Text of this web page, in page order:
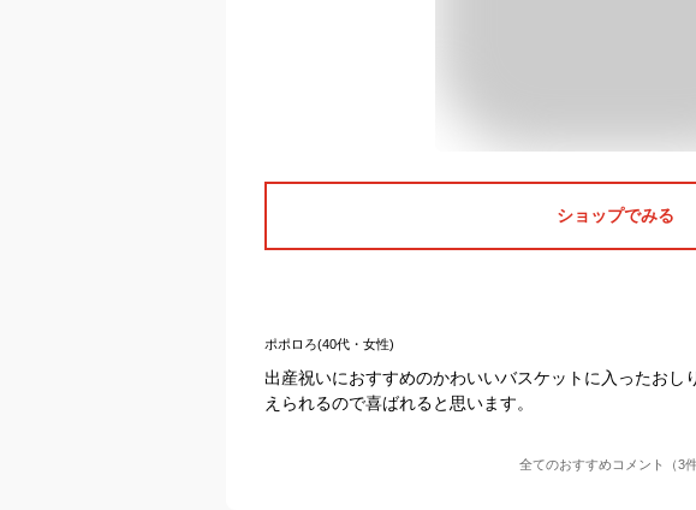
ショップでみる
ポポロろ(40代・女性)
出産祝いにおすすめのかわいいバスケットに入ったおし
えられるので喜ばれると思います。
全てのおすすめコメント（3件